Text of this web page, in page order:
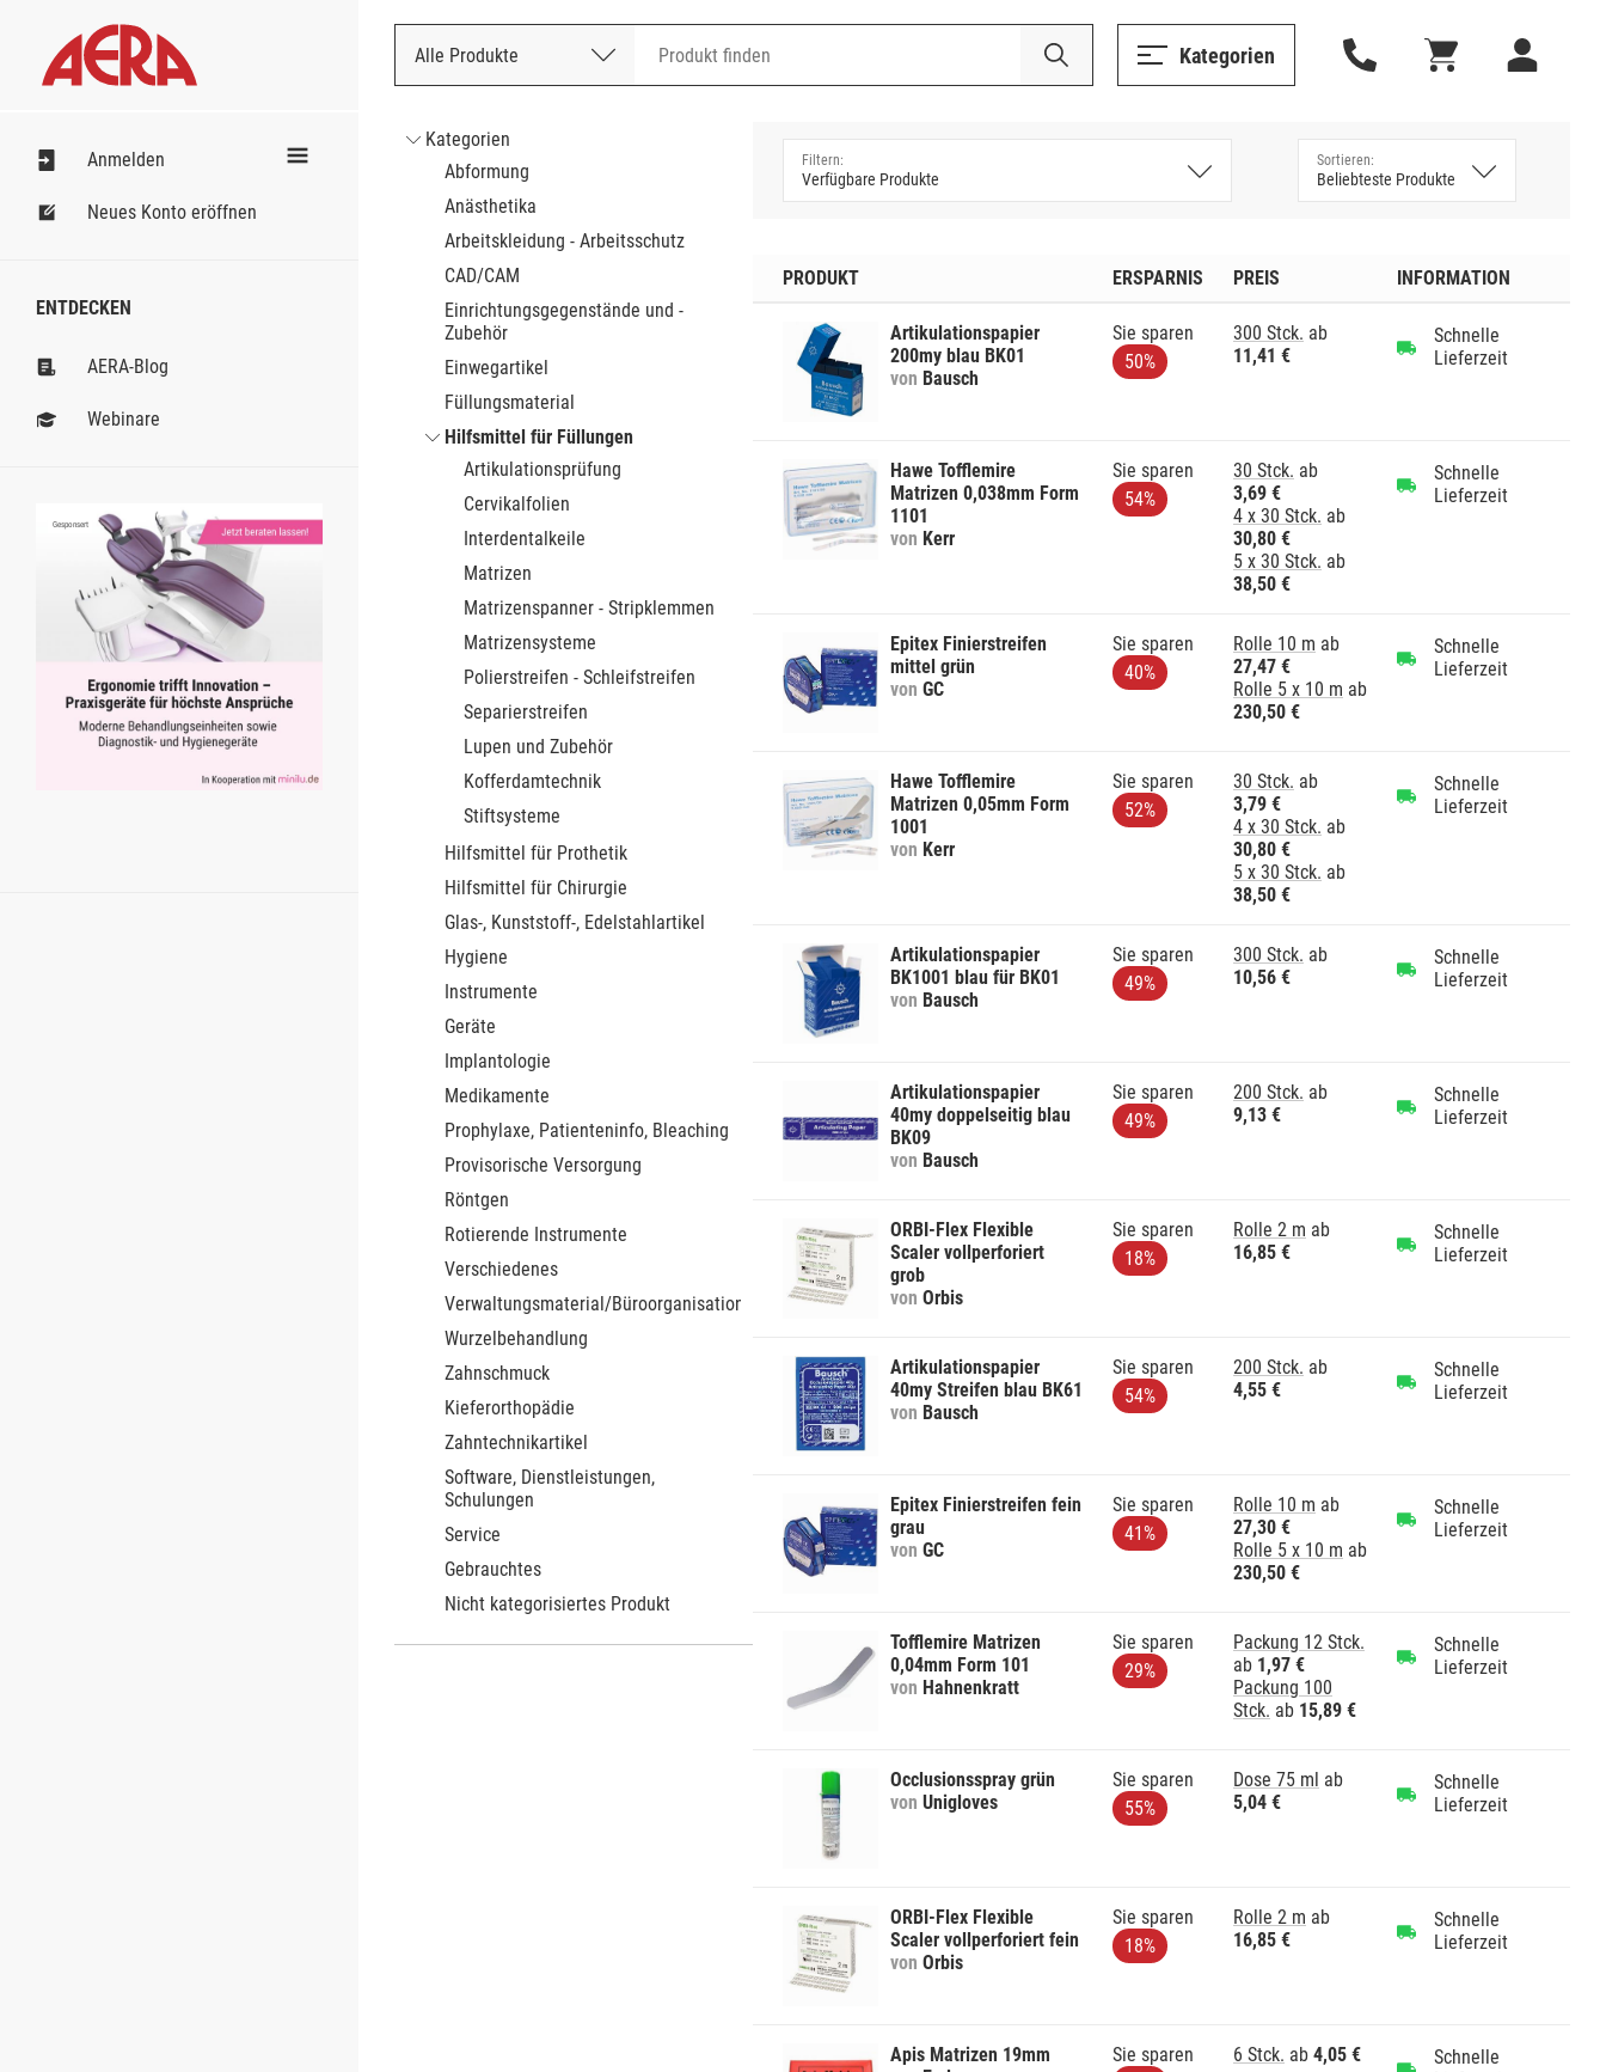
Alle Produkte
Nach Bestellnummer Kategorien
Anmelden
Neues Konto eröffnen
ENTDECKEN
AERA-Blog
Webinare
Gesponsert
Kategorien
Abformung
Anästhetika
Arbeitskleidung - Arbeitsschutz
CAD/CAM
Einrichtungsgegenstände und -
Zubehör
Einwegartikel
Füllungsmaterial
Hilfsmittel für Füllungen
Artikulationsprüfung
Cervikalfolien
Interdentalkeile
Matrizen
Matrizenspanner - Stripklemmen
Matrizensysteme
Polierstreifen - Schleifstreifen
Separierstreifen
Lupen und Zubehör
Kofferdamtechnik
Stiftsysteme
Hilfsmittel für Prothetik
Hilfsmittel für Chirurgie
Glas-, Kunststoff-, Edelstahlartikel
Hygiene
Instrumente
Geräte
Implantologie
Medikamente
Prophylaxe, Patienteninfo, Bleaching
Provisorische Versorgung
Röntgen
Rotierende Instrumente
Verschiedenes
Verwaltungsmaterial/Büroorganisation
Wurzelbehandlung
Zahnschmuck
Kieferorthopädie
Zahntechnikartikel
Software, Dienstleistungen,
Schulungen
Service
Gebrauchtes
Nicht kategorisiertes Produkt
PRODUKT ERSPARNIS PREIS INFORMATION
Artikulationspapier
200my blau BK01
von Bausch
Sie sparen
50%
300 Stck. ab
11,41 €
Schnelle
Lieferzeit
Hawe Tofflemire
Matrizen 0,038mm Form
1101
von Kerr
Sie sparen
54%
30 Stck. ab
3,69 €
4 x 30 Stck. ab
30,80 €
5 x 30 Stck. ab
38,50 €
Schnelle
Lieferzeit
Epitex Finierstreifen
mittel grün
von GC
Sie sparen
40%
Rolle 10 m ab
27,47 €
Rolle 5 x 10 m ab
230,50 €
Schnelle
Lieferzeit
Hawe Tofflemire
Matrizen 0,05mm Form
1001
von Kerr
Sie sparen
52%
30 Stck. ab
3,79 €
4 x 30 Stck. ab
30,80 €
5 x 30 Stck. ab
38,50 €
Schnelle
Lieferzeit
Artikulationspapier
BK1001 blau für BK01
von Bausch
Sie sparen
49%
300 Stck. ab
10,56 €
Schnelle
Lieferzeit
Artikulationspapier
40my doppelseitig blau
BK09
von Bausch
Sie sparen
49%
200 Stck. ab
9,13 €
Schnelle
Lieferzeit
ORBI-Flex Flexible
Scaler vollperforiert
grob
von Orbis
Sie sparen
18%
Rolle 2 m ab
16,85 €
Schnelle
Lieferzeit
Artikulationspapier
40my Streifen blau BK61
von Bausch
Sie sparen
54%
200 Stck. ab
4,55 €
Schnelle
Lieferzeit
Epitex Finierstreifen fein
grau
von GC
Sie sparen
41%
Rolle 10 m ab
27,30 €
Rolle 5 x 10 m ab
230,50 €
Schnelle
Lieferzeit
Tofflemire Matrizen
0,04mm Form 101
von Hahnenkratt
Sie sparen
29%
Packung 12 Stck.
ab 1,97 €
Packung 100
Stck. ab 15,89 €
Schnelle
Lieferzeit
Occlusionsspray grün
von Unigloves
Sie sparen
55%
Dose 75 ml ab
5,04 €
Schnelle
Lieferzeit
ORBI-Flex Flexible
Scaler vollperforiert fein
von Orbis
Sie sparen
18%
Rolle 2 m ab
16,85 €
Schnelle
Lieferzeit
Apis Matrizen 19mm
Sie sparen
6 Stck. ab 4,05 €
Schnelle